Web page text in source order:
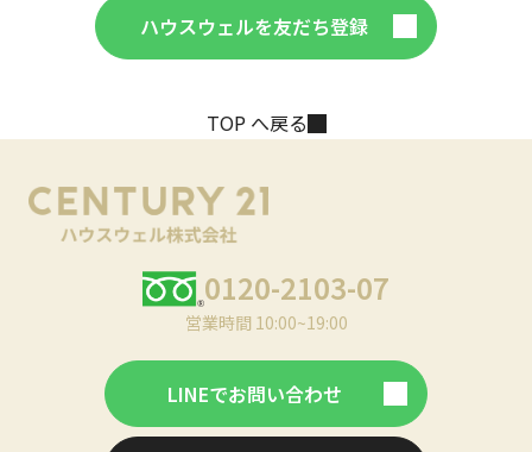
ハウスウェルを友だち登録
TOP へ戻る
0120-2103-07
営業時間 10:00~19:00
LINEでお問い合わせ